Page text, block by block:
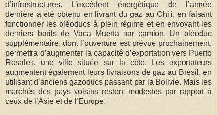
d’infrastructures. L’excédent énergétique de l’année
dernière a été obtenu en livrant du gaz au Chili, en faisant
fonctionner les oléoducs à plein régime et en envoyant les
derniers barils de Vaca Muerta par camion. Un oléoduc
supplémentaire, dont l’ouverture est prévue prochainement,
permettra d’augmenter la capacité d’exportation vers Puerto
Rosales, une ville située sur la côte. Les exportateurs
augmentent également leurs livraisons de gaz au Brésil, en
utilisant d’anciens gazoducs passant par la Bolivie. Mais les
marchés des pays voisins restent modestes par rapport à
ceux de l’Asie et de l’Europe.